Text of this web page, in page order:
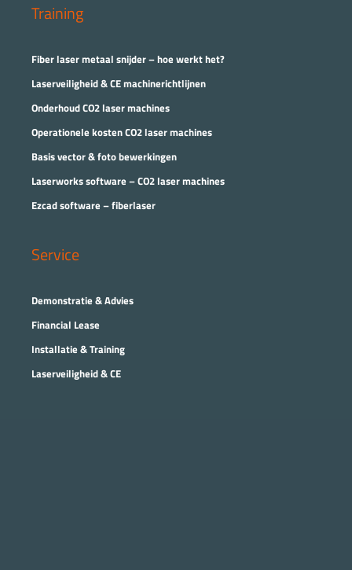
Training
Fiber laser metaal snijder – hoe werkt het?
Laserveiligheid & CE machinerichtlijnen
Onderhoud CO2 laser machines
Operationele kosten CO2 laser machines
Basis vector & foto bewerkingen
Laserworks software – CO2 laser machines
Ezcad software – fiberlaser
Service
Demonstratie & Advies
Financial Lease
Installatie & Training
Laserveiligheid & CE